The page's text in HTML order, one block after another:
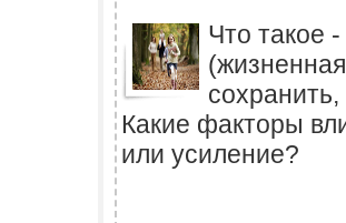
Что такое
Какие факторы
или усиление?